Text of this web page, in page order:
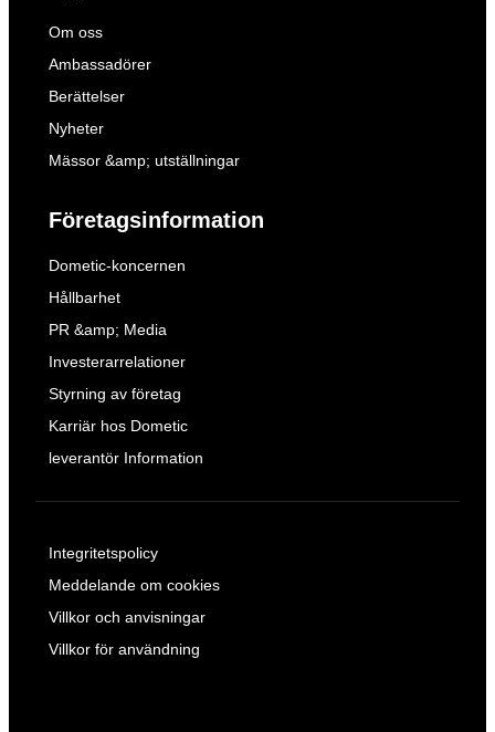
Om oss
Ambassadörer
Berättelser
Nyheter
Mässor &amp; utställningar
Företagsinformation
Dometic-koncernen
Hållbarhet
PR &amp; Media
Investerarrelationer
Styrning av företag
Karriär hos Dometic
leverantör Information
Integritetspolicy
Meddelande om cookies
Villkor och anvisningar
Villkor för användning